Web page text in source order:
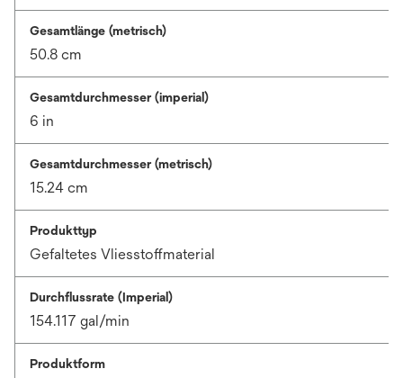
Gesamtlänge (metrisch)
50.8 cm
Gesamtdurchmesser (imperial)
6 in
Gesamtdurchmesser (metrisch)
15.24 cm
Produkttyp
Gefaltetes Vliesstoffmaterial
Durchflussrate (Imperial)
154.117 gal/min
Produktform